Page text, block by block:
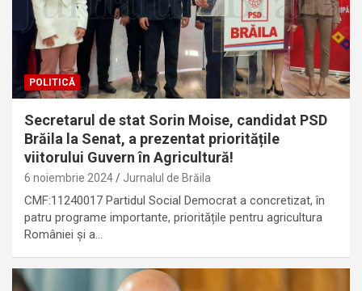
POLITICĂ
Secretarul de stat Sorin Moise, candidat PSD
Brăila la Senat, a prezentat prioritățile
viitorului Guvern în Agricultură!
6 noiembrie 2024 Jurnalul de Brăila
CMF:11240017 Partidul Social Democrat a concretizat, în
patru programe importante, prioritățile pentru agricultura
României și a…